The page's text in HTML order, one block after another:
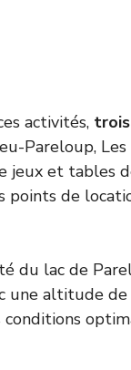
activités,
Pareloup, Les
jeux et
points de
du lac de
une altitude